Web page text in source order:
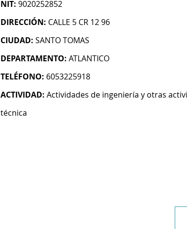
NIT: 9020252852
DIRECCIÓN: CALLE 5 CR 12 96
CIUDAD: SANTO TOMAS
DEPARTAMENTO: ATLANTICO
TELÉFONO: 6053225918
ACTIVIDAD: Actividades de ingeniería y otras
técnica